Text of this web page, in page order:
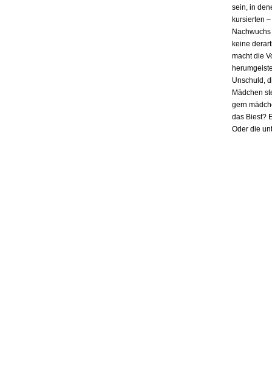
sein, in
kursierten
keine
macht die
Unschuld,
Mädchen
gern
das Biest?
Oder die